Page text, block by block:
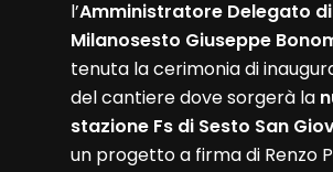
l’Amministratore Delegato di
Milanosesto Giuseppe
tenuta la cerimonia di
del cantiere dove sorgerà la
stazione Fs di Sesto San
un progetto a firma di Renzo